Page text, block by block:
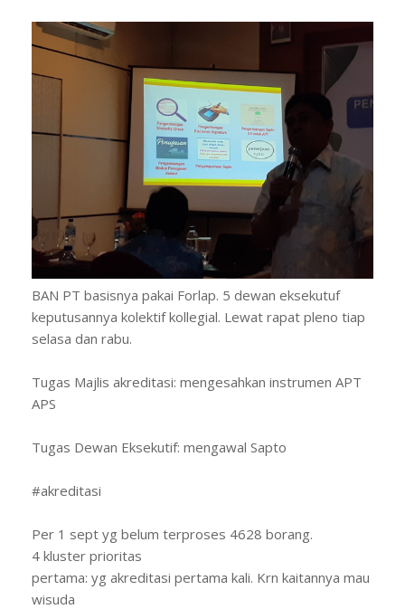
BAN PT basisnya pakai Forlap. 5 dewan eksekutuf
keputusannya kolektif kollegial. Lewat rapat pleno tiap
selasa dan rabu.
Tugas Majlis akreditasi: mengesahkan instrumen APT
APS
Tugas Dewan Eksekutif: mengawal Sapto
#akreditasi
Per 1 sept yg belum terproses 4628 borang.
4 kluster prioritas
pertama: yg akreditasi pertama kali. Krn kaitannya mau
wisuda